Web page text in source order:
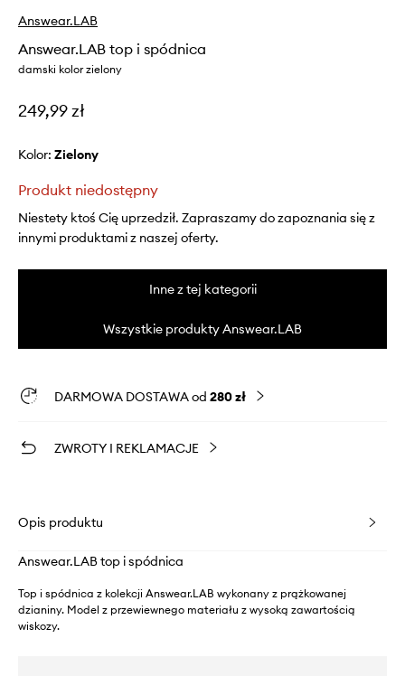
Answear.LAB
Answear.LAB top i spódnica
damski kolor zielony
249,99 zł
Kolor: zielony
Produkt niedostępny
Niestety ktoś Cię uprzedził. Zapraszamy do zapoznania się z
innymi produktami z naszej oferty.
Inne z tej kategorii
Wszystkie produkty Answear.LAB
DARMOWA DOSTAWA od 280 zł
ZWROTY I REKLAMACJE
Opis produktu
Answear.LAB top i spódnica
Top i spódnica z kolekcji Answear.LAB wykonany z prążkowanej
dzianiny. Model z przewiewnego materiału z wysoką zawartością
wiskozy.